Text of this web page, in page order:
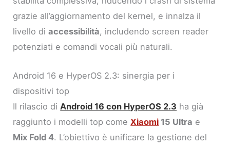
grazie all’aggiornamento del kernel, e innalza il
livello diaccessibilità, includendo screen reader
potenziati e comandi vocali più naturali.
Android 16 e HyperOS 2.3: sinergia per i
dispositivi top
Il rilascio diAndroid 16 con HyperOS 2.3 ha già
raggiunto i modelli top comeXiaomi 15 Ultra e
Mix Fold 4. L’obiettivo è unificare la gestione del